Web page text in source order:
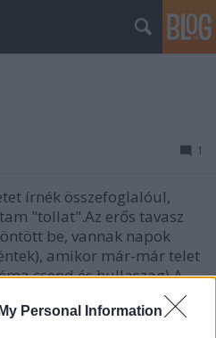
Personal Information
1
írnék összefoglalóul,
"tollat".Az erős tavasz
be, vannak napok
amikor már-már telet
csend és hullaszag).A